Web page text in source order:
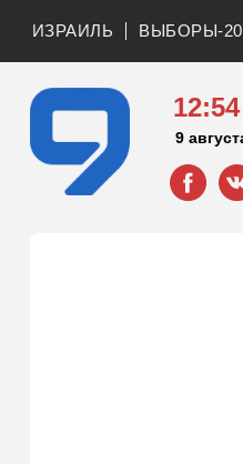
ИЗРАИЛЬ ВЫБОРЫ-
12:54
9